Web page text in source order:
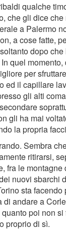
qualche
che gli dice
a Palermo
a cose fatte,
dopo
quel
per
ed il capillare
gli alti
gli ha mai
la propria
Sembra
ritirarsi,
fra le montagne
nuovi sbarchi
sta
di andare a
poi non si
proprio di sì.